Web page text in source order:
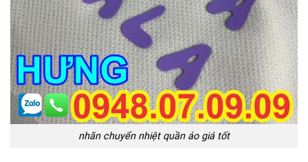
nhãn chuyển nhiệt quần áo giá tốt